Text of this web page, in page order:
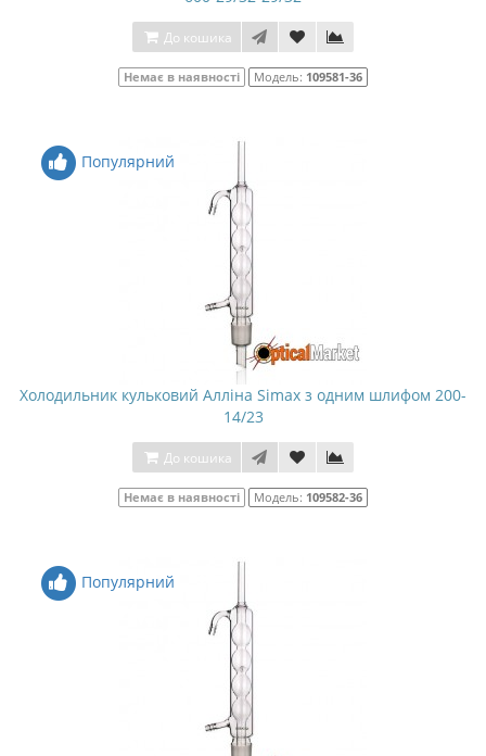
До кошика
Немає в наявності Модель: 109581-36
Популярний
Холодильник кульковий Алліна Simax з одним шлифом 200-
14/23
До кошика
Немає в наявності Модель: 109582-36
Популярний